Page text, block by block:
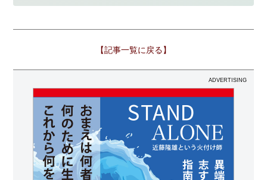
【記事一覧に戻る】
ADVERTISING